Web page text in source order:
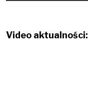
Video aktualności: